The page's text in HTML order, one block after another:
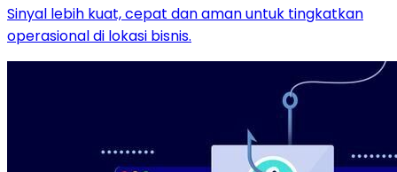
Sinyal lebih kuat, cepat dan aman untuk tingkatkan
operasional di lokasi bisnis.